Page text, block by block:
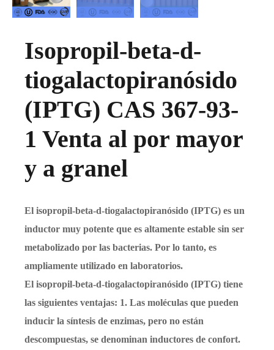
Isopropil-beta-d-
tiogalactopiranósido
(IPTG) CAS 367-93-
1 Venta al por mayor
y a granel
El isopropil-beta-d-tiogalactopiranósido (IPTG) es un
inductor muy potente que es altamente estable sin ser
metabolizado por las bacterias. Por lo tanto, es
ampliamente utilizado en laboratorios.
El isopropil-beta-d-tiogalactopiranósido (IPTG) tiene
las siguientes ventajas: 1. Las moléculas que pueden
inducir la síntesis de enzimas, pero no están
descompuestas, se denominan inductores de confort.